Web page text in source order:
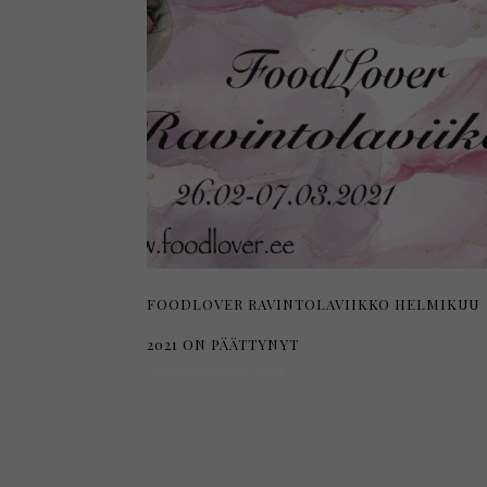
FOODLOVER RAVINTOLAVIIKKO HELMIKUU
2021 ON PÄÄTTYNYT